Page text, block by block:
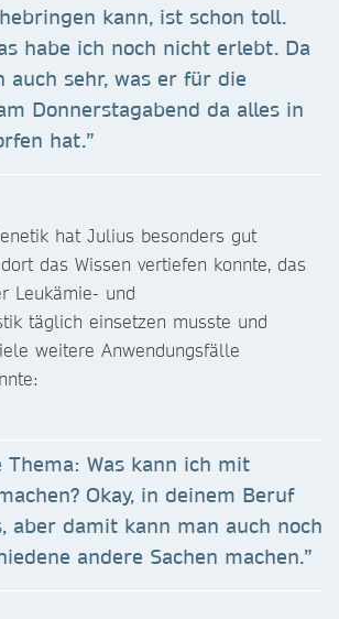
kann, ist schon toll.
habe ich noch nicht erlebt. Da
auch sehr, was er für die
Donnerstagabend da alles in
hat.”
hat Julius besonders gut
das Wissen vertiefen konnte, das
Leukämie- und
täglich einsetzen musste und
weitere Anwendungsfälle
Thema: Was kann ich mit
Okay, in deinem Beruf
aber damit kann man auch noch
andere Sachen machen.”